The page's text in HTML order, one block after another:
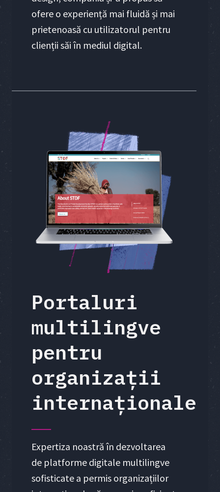
ofere o experiență mai fluidă și mai
prietenoasă cu utilizatorul pentru
clienții săi în mediul digital.
Portaluri
multilingve
pentru
organizații
internaționale
Expertiza noastră în dezvoltarea
de platforme digitale multilingve
sofisticate a permis organizațiilor